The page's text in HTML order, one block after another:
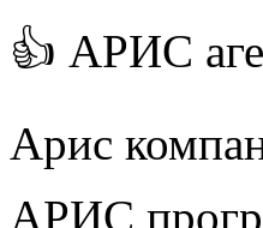
👍 АРИС
Арис
АРИС